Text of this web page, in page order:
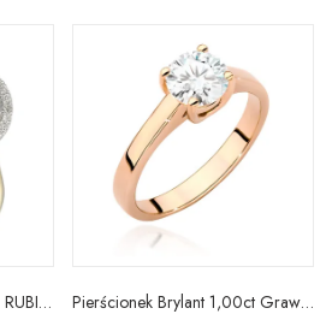
ZŁOTY PIERŚCIONEK 585 RUBIN I DIAMENT PREZENT Pierścionek Brylant 1,00ct Grawer 585 Różowe Złoto